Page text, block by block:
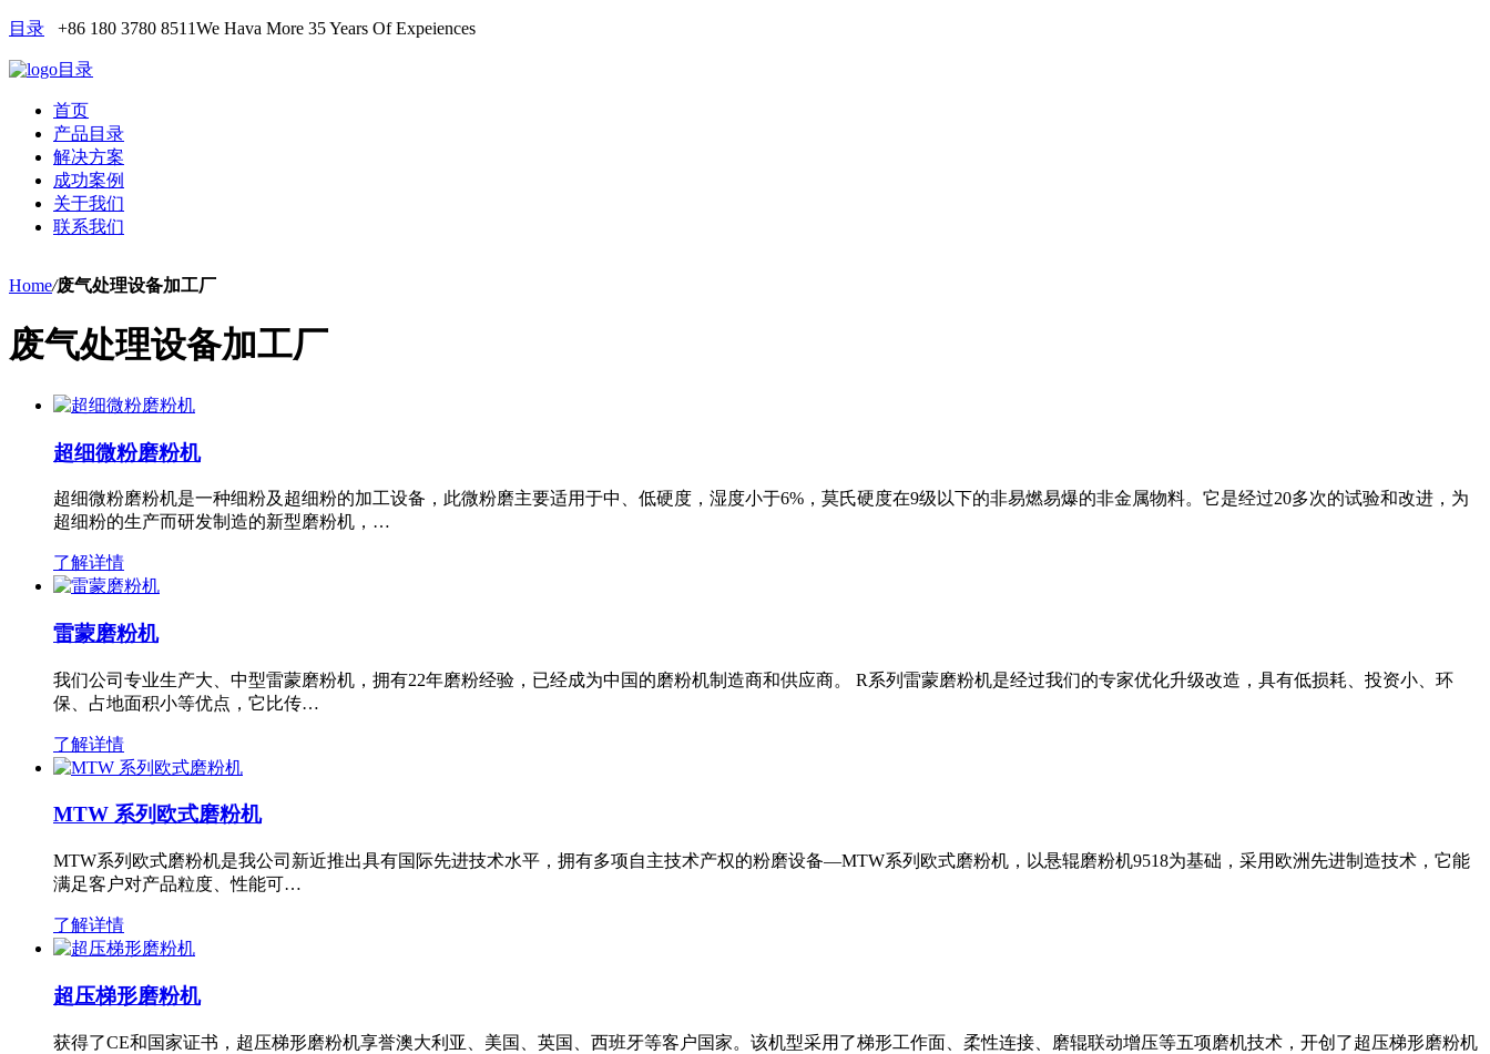
目录 +86 180 3780 8511We Hava More 35 Years Of Expeiences
目录
首页
产品目录
解决方案
成功案例
关于我们
联系我们
Home/废气处理设备加工厂
废气处理设备加工厂
超细微粉磨粉机
超细微粉磨粉机是一种细粉及超细粉的加工设备，此微粉磨主要适用于中、低硬度，湿度小于6%，莫氏硬度在9级以下的非易燃易爆的非金属物料。它是经过20多次的试验和改进，为
超细粉的生产而研发制造的新型磨粉机，…
了解详情
雷蒙磨粉机
我们公司专业生产大、中型雷蒙磨粉机，拥有22年磨粉经验，已经成为中国的磨粉机制造商和供应商。 R系列雷蒙磨粉机是经过我们的专家优化升级改造，具有低损耗、投资小、环
保、占地面积小等优点，它比传…
了解详情
MTW 系列欧式磨粉机
MTW系列欧式磨粉机是我公司新近推出具有国际先进技术水平，拥有多项自主技术产权的粉磨设备—MTW系列欧式磨粉机，以悬辊磨粉机9518为基础，采用欧洲先进制造技术，它能
满足客户对产品粒度、性能可…
了解详情
超压梯形磨粉机
获得了CE和国家证书，超压梯形磨粉机享誉澳大利亚、美国、英国、西班牙等客户国家。该机型采用了梯形工作面、柔性连接、磨辊联动增压等五项磨机技术，开创了超压梯形磨粉机